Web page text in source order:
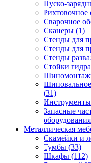
Пуско-
Рихтовочное
Сварочное
Сканеры (1)
Стенды для
Стенды для
Стенды
Стойки
Шиповальное
(31)
Инструменты
Запасные
оборудования
Металлическая
Скамейки и
Тумбы (33)
Шкафы (112)